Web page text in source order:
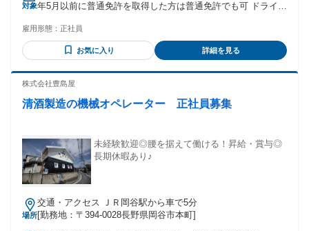
対象年5月以前に普通免許を取得した方は普通免許でも可 ドライバ
す。
雇用形態： 正社員
お気に入り 詳細を見る
株式会社豊島屋
清酒製造の機械オペレーター 正社員募集
未経験歓迎◎腰を据えて働ける！昇給・賞与◎
長期休暇あり♪
場所
交通・アクセス ＪＲ岡谷駅から車で5分
[勤務地：〒394-0028長野県岡谷市本町]